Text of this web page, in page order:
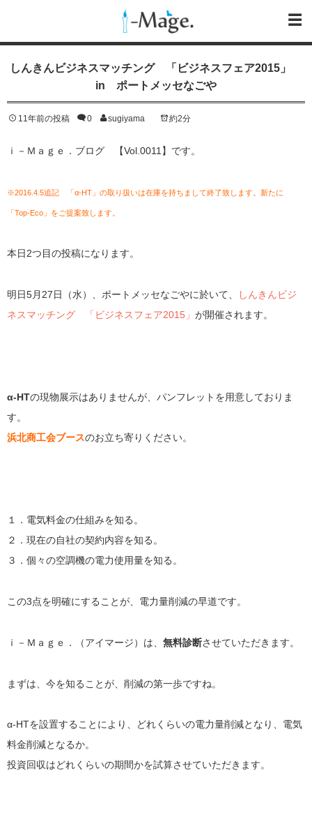
しんきんビジネスマッチング 「ビジネスフェア2015」
in ポートメッセなごや
11年前の投稿 0 sugiyama 約2分
ｉ－Ｍａｇｅ．ブログ 【Vol.0011】です。
※2016.4.5追記 「α-HT」の取り扱いは在庫を持ちまして終了致します。新たに
「Top-Eco」をご提案致します。
本日2つ目の投稿になります。
明日5月27日（水）、ポートメッセなごやに於いて、
しんきんビジ
ネスマッチング 「ビジネスフェア2015」 が開催されます。
α-HTの現物展示はありませんが、パンフレットを用意しておりま
す。
浜北商工会ブースのお立ち寄りください。
１．電気料金の仕組みを知る。
２．現在の自社の契約内容を知る。
３．個々の空調機の電力使用量を知る。
この3点を明確にすることが、電力量削減の早道です。
ｉ－Ｍａｇｅ．（アイマージ）は、 無料診断させていただきます。
まずは、今を知ることが、削減の第一歩ですね。
α-HTを設置することにより、どれくらいの電力量削減となり、電気
料金削減となるか。
投資回収はどれくらいの期間かを試算させていただきます。